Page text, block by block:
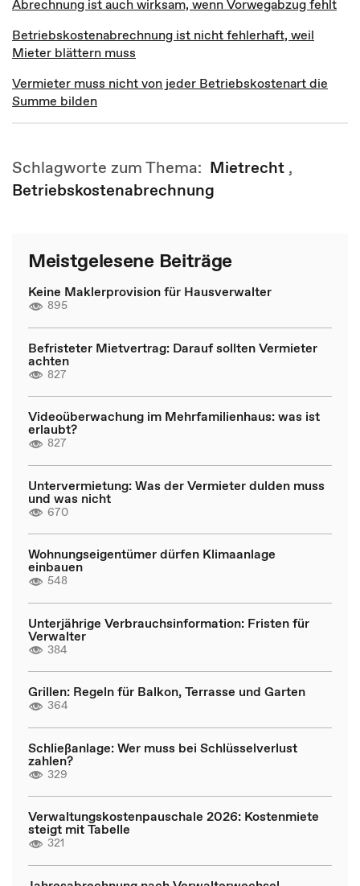
Abrechnung ist auch wirksam, wenn Vorwegabzug fehlt
Betriebskostenabrechnung ist nicht fehlerhaft, weil
Mieter blättern muss
Vermieter muss nicht von jeder Betriebskostenart die
Summe bilden
Schlagworte zum Thema: Mietrecht ,
Betriebskostenabrechnung
Meistgelesene Beiträge
Keine Maklerprovision für Hausverwalter
895
Befristeter Mietvertrag: Darauf sollten Vermieter
achten
827
Videoüberwachung im Mehrfamilienhaus: was ist
erlaubt?
827
Untervermietung: Was der Vermieter dulden muss
und was nicht
670
Wohnungseigentümer dürfen Klimaanlage
einbauen
548
Unterjährige Verbrauchsinformation: Fristen für
Verwalter
384
Grillen: Regeln für Balkon, Terrasse und Garten
364
Schließanlage: Wer muss bei Schlüsselverlust
zahlen?
329
Verwaltungskostenpauschale 2026: Kostenmiete
steigt mit Tabelle
321